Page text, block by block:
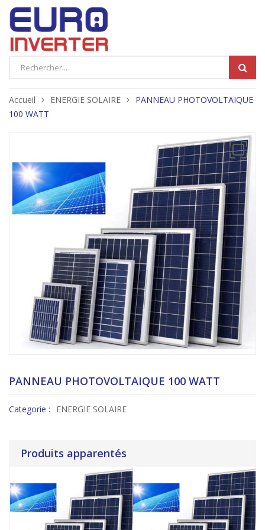
Products
Accueil ENERGIE SOLAIRE
PANNEAU PHOTOVOLTAIQUE
100 WATT
PANNEAU PHOTOVOLTAIQUE 100 WATT
Categorie : ENERGIE SOLAIRE
Produits apparentés